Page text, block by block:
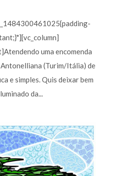
uma encomenda
(Turim/Itália) de
e simples. Quis deixar bem
da...